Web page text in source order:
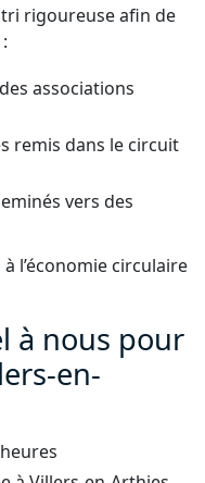
rigoureuse afin de
associations
remis dans le circuit
vers des
l’économie circulaire
à nous pour
en-